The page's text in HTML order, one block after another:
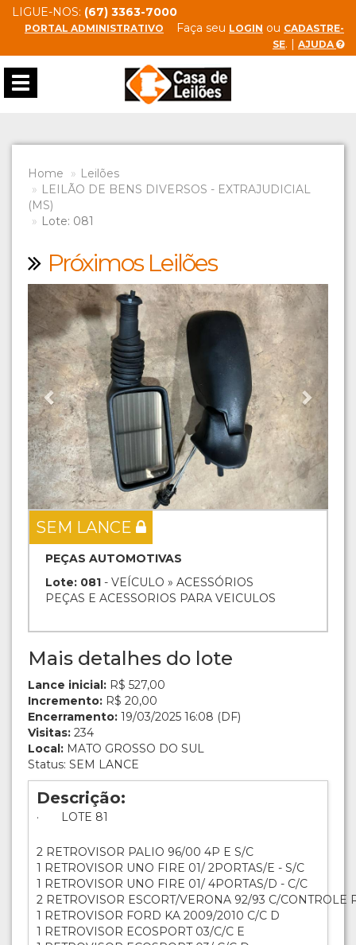
LIGUE-NOS: (67) 3363-7000
PORTAL ADMINISTRATIVO Faça seu LOGIN ou CADASTRE-
SE. | AJUDA
Toggle
navigation
Home
Leilões
LEILÃO DE BENS DIVERSOS - EXTRAJUDICIAL
(MS)
Lote: 081
Próximos Leilões
Previous Next
SEM LANCE
PEÇAS AUTOMOTIVAS
Lote: 081 - VEÍCULO » ACESSÓRIOS
PEÇAS E ACESSORIOS PARA VEICULOS
Mais detalhes do lote
Lance inicial: R$ 527,00
Incremento: R$ 20,00
Encerramento: 19/03/2025 16:08 (DF)
Visitas: 234
Local: MATO GROSSO DO SUL
Status: SEM LANCE
Descrição:
· LOTE 81
2 RETROVISOR PALIO 96/00 4P E S/C
1 RETROVISOR UNO FIRE 01/ 2PORTAS/E - S/C
1 RETROVISOR UNO FIRE 01/ 4PORTAS/D - C/C
2 RETROVISOR ESCORT/VERONA 92/93 C/CONTROLE
1 RETROVISOR FORD KA 2009/2010 C/C D
1 RETROVISOR ECOSPORT 03/C/C E